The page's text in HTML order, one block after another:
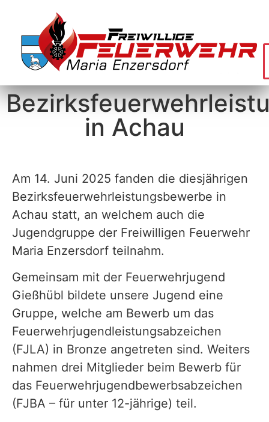
in Achau
Am 14. Juni 2025 fanden die diesjährigen
Bezirksfeuerwehrleistungsbewerbe in
Achau statt, an welchem auch die
Jugendgruppe der Freiwilligen Feuerwehr
Maria Enzersdorf teilnahm.
Gemeinsam mit der Feuerwehrjugend
Gießhübl bildete unsere Jugend eine
Gruppe, welche am Bewerb um das
Feuerwehrjugendleistungsabzeichen
(FJLA) in Bronze angetreten sind. Weiters
nahmen drei Mitglieder beim Bewerb für
das Feuerwehrjugendbewerbsabzeichen
(FJBA – für unter 12-jährige) teil.